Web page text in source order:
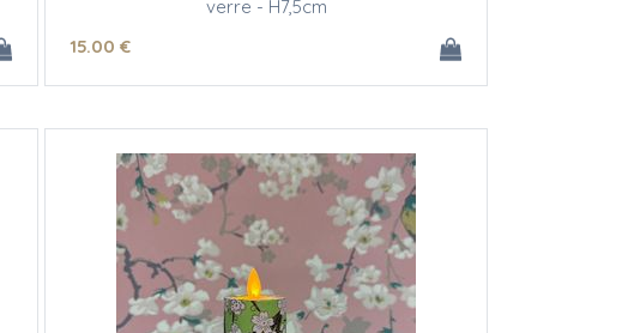
verre - H7,5cm
15.00 €